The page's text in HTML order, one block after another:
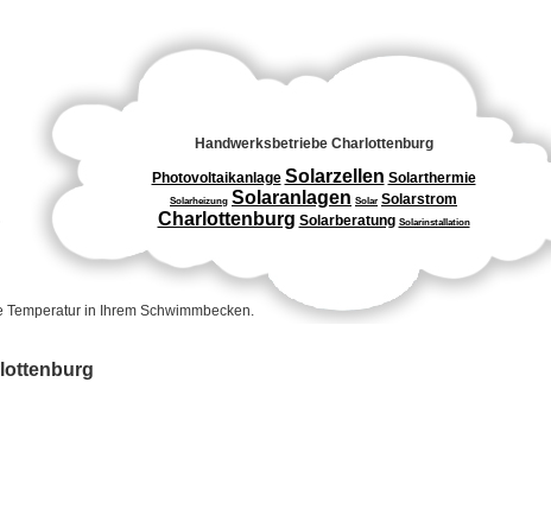
Handwerksbetriebe Charlottenburg
Photovoltaikanlage Solarzellen Solarthermie
Solarheizung Solaranlagen Solar Solarstrom
Charlottenburg Solarberatung Solarinstallation
Temperatur in Ihrem Schwimmbecken.